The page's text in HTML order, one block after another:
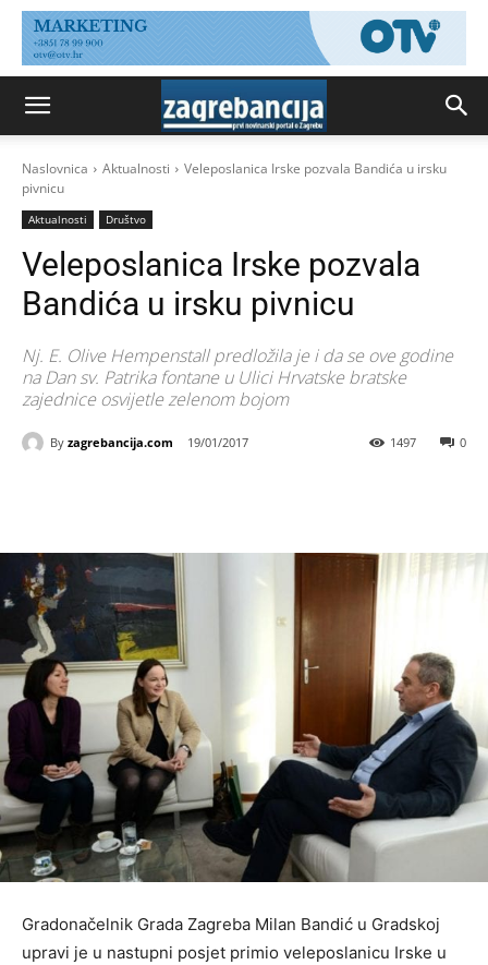
Naslovnica Aktualnosti
Veleposlanica Irske pozvala Bandića u irsku
pivnicu
Aktualnosti Društvo
Veleposlanica Irske pozvala
Bandića u irsku pivnicu
Nj. E. Olive Hempenstall predložila je i da se ove godine
na Dan sv. Patrika fontane u Ulici Hrvatske bratske
zajednice osvijetle zelenom bojom
By zagrebancija.com 19/01/2017 0
1497
Gradonačelnik Grada Zagreba Milan Bandić u Gradskoj
upravi je u nastupni posjet primio veleposlanicu Irske u